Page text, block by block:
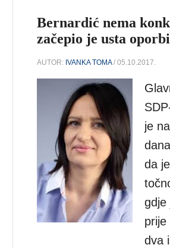
Bernardić nema
začepio je usta
AUTOR: IVANKA TOMA/ 05.10.2017.
je
da
gdje
prije
dva